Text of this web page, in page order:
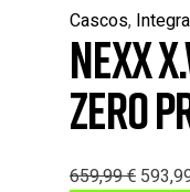
Cascos,
NEXX
ZERO
659,99€